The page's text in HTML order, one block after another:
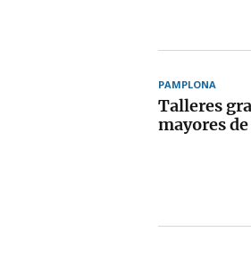
PAMPLONA
Talleres
mayores